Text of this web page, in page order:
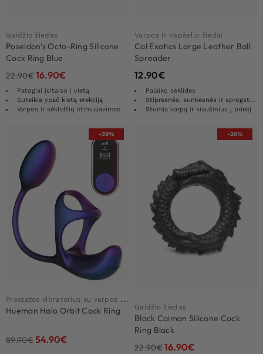
Gaidžio žiedas
Poseidon’s Octo-Ring Silicone
Cock Ring Blue
22.90€16.90€
Patogiai įsitaiso į vietą
Suteikia ypač kietą erekciją
Varpos ir sėklidžių stimuliavimas
Varpos ir kapšelio žiedai
Cal Exotics Large Leather Ball
Spreader
12.90€
Palaiko sėklides
Stipresnės, sunkesnės ir sprogstamesnės erekcijos
Stumia varpą ir kiaušinius į priekį
-39%
P
rostatos vibratorius su varpos žiedu
Hueman Halo Orbit Cock Ring
89.90€54.90€
-26%
Gaidžio žiedas
Black Caiman Silicone Cock
Ring Black
22.90€16.90€